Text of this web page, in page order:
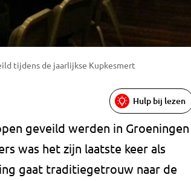
tijdens de jaarlijkse Kupkesmert
Hulp bij lezen
geveild werden in Groeningen
was het zijn laatste keer als
gaat traditiegetrouw naar de